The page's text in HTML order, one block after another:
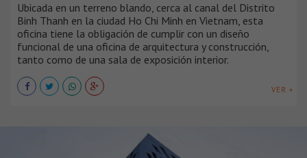
Ubicada en un terreno blando, cerca al canal del Distrito
Binh Thanh en la ciudad Ho Chi Minh en Vietnam, esta
oficina tiene la obligación de cumplir con un diseño
funcional de una oficina de arquitectura y construcción,
tanto como de una sala de exposición interior.
VER +